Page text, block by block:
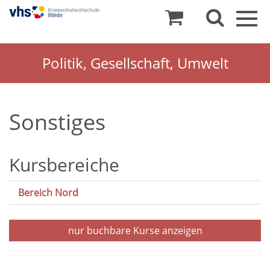
Politik, Gesellschaft, Umwelt
Sonstiges
Kursbereiche
Bereich Nord
nur buchbareKurse anzeigen